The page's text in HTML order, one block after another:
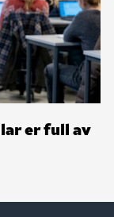
er full av